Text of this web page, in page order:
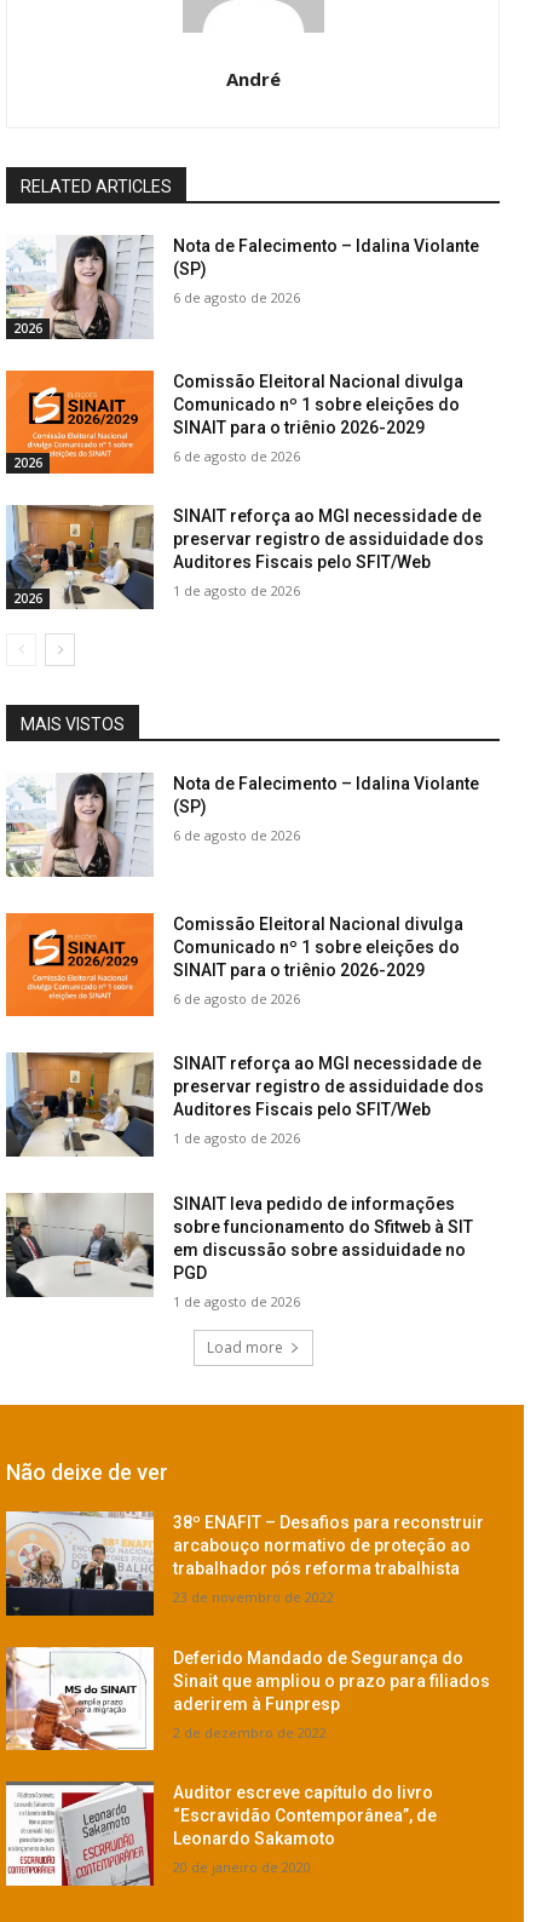
André
RELATED ARTICLES
2026
Nota de Falecimento – Idalina Violante
(SP)
6 de agosto de 2026
2026
Comissão Eleitoral Nacional divulga
Comunicado nº 1 sobre eleições do
SINAIT para o triênio 2026-2029
6 de agosto de 2026
2026
SINAIT reforça ao MGI necessidade de
preservar registro de assiduidade dos
Auditores Fiscais pelo SFIT/Web
1 de agosto de 2026
MAIS VISTOS
Nota de Falecimento – Idalina Violante
(SP)
6 de agosto de 2026
Comissão Eleitoral Nacional divulga
Comunicado nº 1 sobre eleições do
SINAIT para o triênio 2026-2029
6 de agosto de 2026
SINAIT reforça ao MGI necessidade de
preservar registro de assiduidade dos
Auditores Fiscais pelo SFIT/Web
1 de agosto de 2026
SINAIT leva pedido de informações
sobre funcionamento do Sfitweb à SIT
em discussão sobre assiduidade no
PGD
1 de agosto de 2026
Load more
Não deixe de ver
38º ENAFIT – Desafios para reconstruir
arcabouço normativo de proteção ao
trabalhador pós reforma trabalhista
23 de novembro de 2022
Deferido Mandado de Segurança do
Sinait que ampliou o prazo para filiados
aderirem à Funpresp
2 de dezembro de 2022
Auditor escreve capítulo do livro
“Escravidão Contemporânea”, de
Leonardo Sakamoto
20 de janeiro de 2020